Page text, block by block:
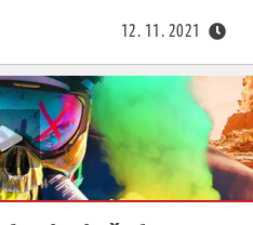
12. 11. 2021